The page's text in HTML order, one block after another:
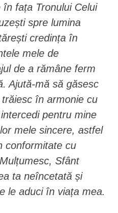
fața Tronului Celui
spre lumina
credința în
mele de
de a rămâne ferm
Ajută-mă să găsesc
în armonie cu
pentru mine
mele sincere, astfel
conformitate cu
Sfânt
ta neîncetată și
le aduci în viața mea.